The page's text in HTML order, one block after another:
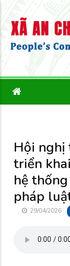
Hội nghị
triển
hệ
pháp
29/04/2026